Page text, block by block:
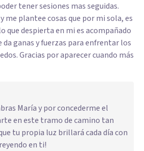
tener sesiones mas seguidas.
me plantee cosas que por mi sola, es
que despierta en mi es acompañado
da ganas y fuerzas para enfrentar los
Gracias por aparecer cuando más
María y por concederme el
en este tramo de camino tan
tu propia luz brillará cada día con
en ti!